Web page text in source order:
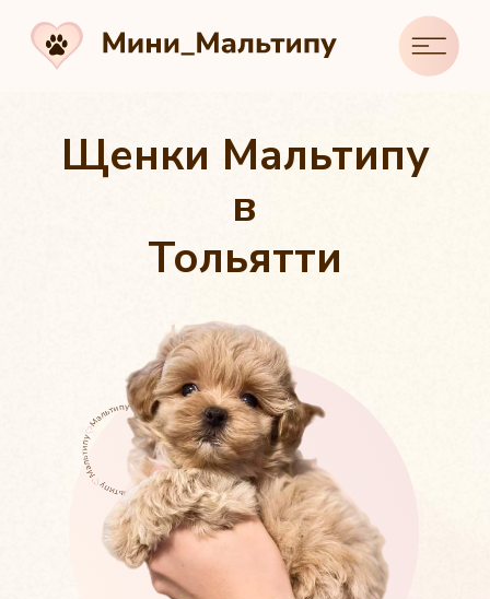
в
Тольятти
Выбрать щенка